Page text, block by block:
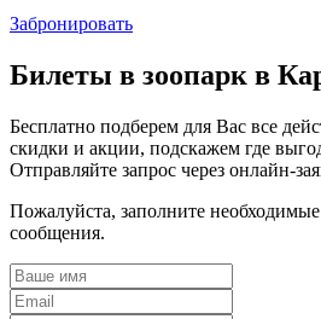
Забронировать
Билеты в зоопарк в
Бесплатно подберем для Вас все
скидки и акции, подскажем где
Отправляйте запрос через онлайн-
Пожалуйста, заполните
сообщения.